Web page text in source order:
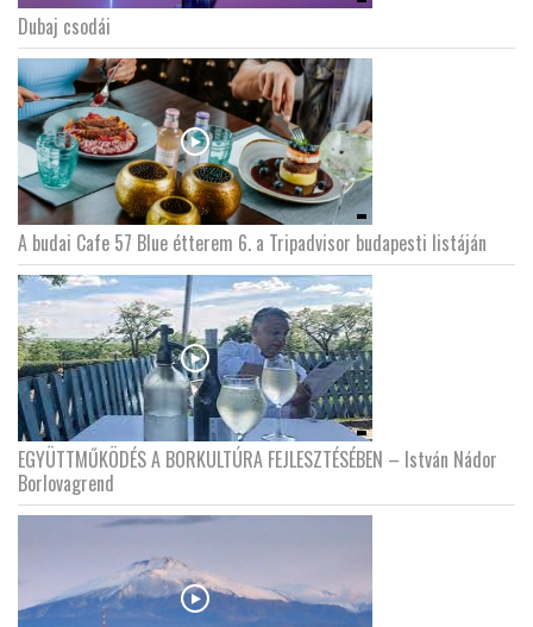
Dubaj csodái
A budai Cafe 57 Blue étterem 6. a Tripadvisor budapesti listáján
EGYÜTTMŰKÖDÉS A BORKULTÚRA FEJLESZTÉSÉBEN – István Nádor
Borlovagrend